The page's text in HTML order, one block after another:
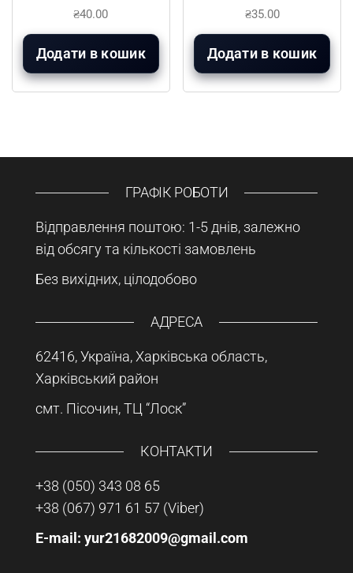
₴40.00
Додати в кошик
₴35.00
Додати в кошик
ГРАФІК РОБОТИ
Відправлення поштою: 1-5 днів, залежно
від обсягу та кількості замовлень
Без вихідних, цілодобово
АДРЕСА
62416, Україна, Харківська область,
Харківський район
смт. Пісочин, ТЦ “Лоск”
КОНТАКТИ
+38 (050) 343 08 65
+38 (067) 971 61 57 (Viber)
E-mail: yur21682009@gmail.com